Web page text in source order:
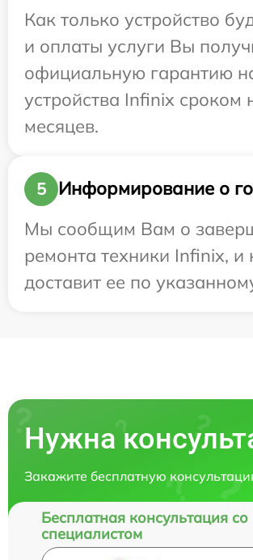
Как только устройство
и оплаты услуги Вы
официальную гарантию
устройства Infinix сроком
месяцев.
5
Информирование о
Мы сообщим Вам о
ремонта техники Infinix, и
доставит ее по
Нужна
Закажите бесплатную
Бесплатная консультация со
специалистом